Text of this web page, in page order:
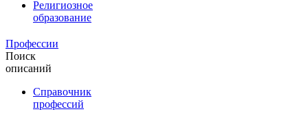
Религиозное
образование
Профессии
Поиск
описаний
Справочник
профессий